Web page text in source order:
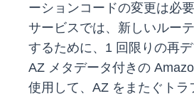
ーションコードの変更は必
サービスでは、新しいルー
するために、1 回限りの再デ
AZ メタデータ付きの
使用して、AZ をまたぐトラ